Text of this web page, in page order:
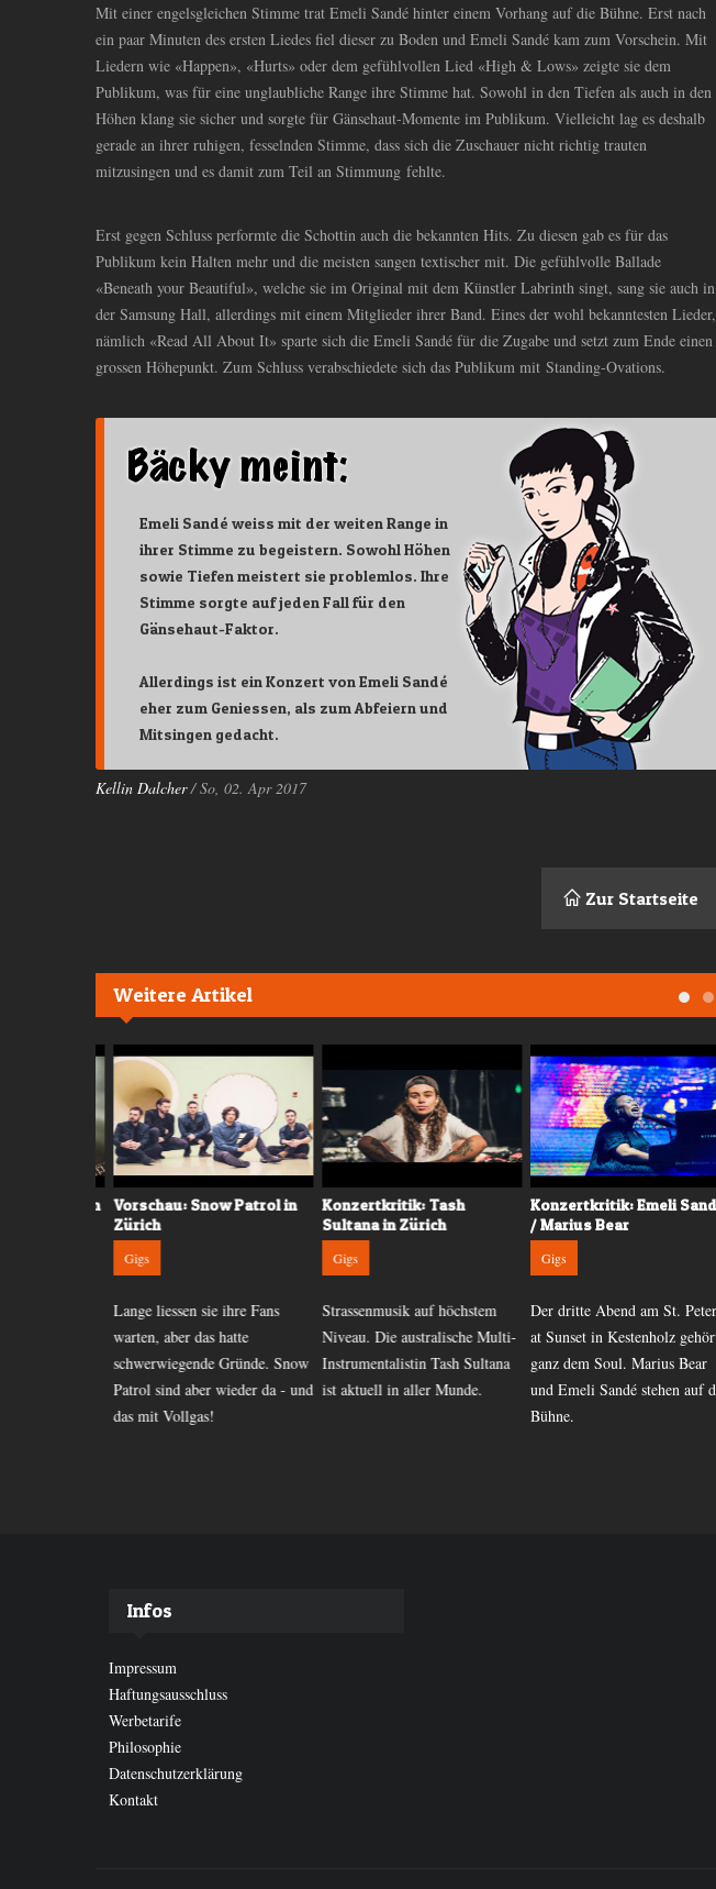
Mit einer engelsgleichen Stimme trat Emeli Sandé hinter einem Vorhang auf die Bühne. Erst nach
ein paar Minuten des ersten Liedes fiel dieser zu Boden und Emeli Sandé kam zum Vorschein. Mit
Liedern wie «Happen», «Hurts» oder dem gefühlvollen Lied «High & Lows» zeigte sie dem
Publikum, was für eine unglaubliche Range ihre Stimme hat. Sowohl in den Tiefen als auch in den
Höhen klang sie sicher und sorgte für Gänsehaut-Momente im Publikum. Vielleicht lag es deshalb
gerade an ihrer ruhigen, fesselnden Stimme, dass sich die Zuschauer nicht richtig trauten
mitzusingen und es damit zum Teil an Stimmung fehlte.
Erst gegen Schluss performte die Schottin auch die bekannten Hits. Zu diesen gab es für das
Publikum kein Halten mehr und die meisten sangen textischer mit. Die gefühlvolle Ballade
«Beneath your Beautiful», welche sie im Original mit dem Künstler Labrinth singt, sang sie auch in
der Samsung Hall, allerdings mit einem Mitglieder ihrer Band. Eines der wohl bekanntesten Lieder,
nämlich «Read All About It» sparte sich die Emeli Sandé für die Zugabe und setzt zum Ende einen
grossen Höhepunkt. Zum Schluss verabschiedete sich das Publikum mit Standing-Ovations.
Emeli Sandé weiss mit der weiten Range in
ihrer Stimme zu begeistern. Sowohl Höhen
sowie Tiefen meistert sie problemlos. Ihre
Stimme sorgte auf jeden Fall für den
Gänsehaut-Faktor.
Allerdings ist ein Konzert von Emeli Sandé
eher zum Geniessen, als zum Abfeiern und
Mitsingen gedacht.
Kellin Dalcher/ So, 02. Apr 2017
Zur Startseite
Weitere Artikel
Vorschau: Snow Patrol in
Zürich
Gigs
Lange liessen sie ihre Fans
warten, aber das hatte
schwerwiegende Gründe. Snow
Patrol sind aber wieder da - und
das mit Vollgas!
Konzertkritik: Tash
Sultana in Zürich
Gigs
Strassenmusik auf höchstem
Niveau. Die australische Multi-
Instrumentalistin Tash Sultana
ist aktuell in aller Munde.
Konzertkritik: Emeli Sandé
/ Marius Bear
Gigs
Der dritte Abend am St. Peter
at Sunset in Kestenholz gehört
ganz dem Soul. Marius Bear
und Emeli Sandé stehen auf der
Bühne.
Infos
Impressum
Haftungsausschluss
Werbetarife
Philosophie
Datenschutzerklärung
Kontakt